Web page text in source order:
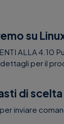
su
ALLA 4.10
per il
di
inviare